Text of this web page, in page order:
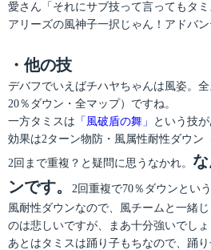
愛さん「それにサブ技って言ってもタ
アリーズの風神子一択じゃん！アドバン
・他の技
デバフでいえばチハヤちゃんは風姿。
20％ダウン・全マップ）ですね。
一方タミスは 「風破盾の舞」
という技が
効果は2ターン物防・風属性耐性ダウン
2回まで重複？と疑問に思うなかれ。
ンです。
2回重複で70％ダウンとい
風耐性ダウンなので、風チームと一緒
のは悲しいですが、まあ十分強いでしょ
あとはタミスは踊り子もちなので、踊